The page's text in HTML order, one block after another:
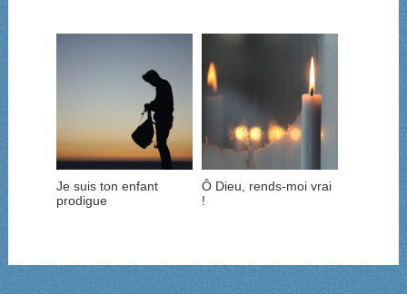
Je suis ton enfant
prodigue
Ô Dieu, rends-moi vrai
!